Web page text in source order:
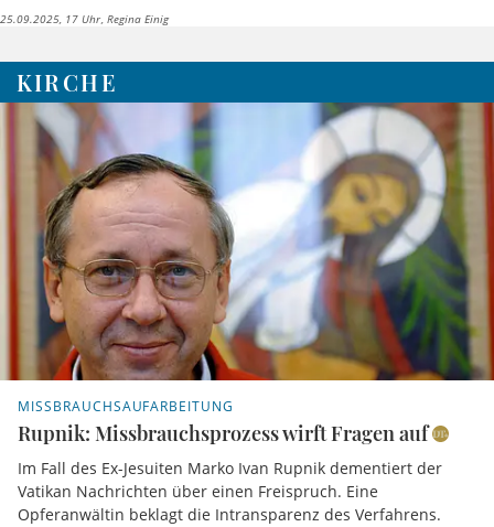
25.09.2025, 17 Uhr Regina Einig
KIRCHE
MISSBRAUCHSAUFARBEITUNG
Rupnik: Missbrauchsprozess wirft Fragen auf
Im Fall des Ex-Jesuiten Marko Ivan Rupnik dementiert der
Vatikan Nachrichten über einen Freispruch. Eine
Opferanwältin beklagt die Intransparenz des Verfahrens.